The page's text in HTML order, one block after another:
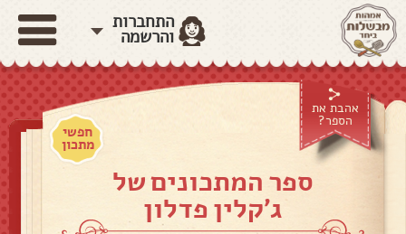
התחברות
והרשמה
אהבת את
הספר?
חפשי
מתכון
ספר המתכונים של
ג'קלין פדלון